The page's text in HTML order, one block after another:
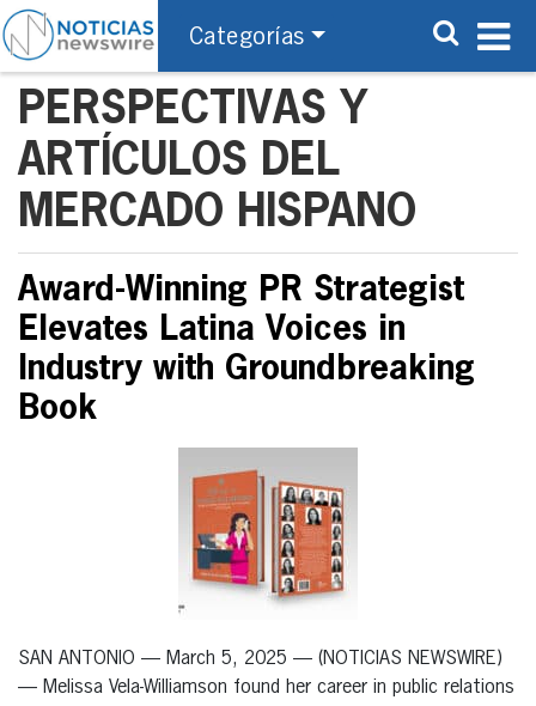
Categorías
PERSPECTIVAS Y
ARTÍCULOS DEL
MERCADO HISPANO
Award-Winning PR Strategist
Elevates Latina Voices in
Industry with Groundbreaking
Book
SAN ANTONIO — March 5, 2025 — (NOTICIAS NEWSWIRE)
— Melissa Vela-Williamson found her career in public relations